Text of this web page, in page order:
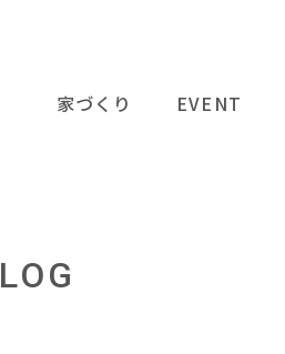
家づくり EVENT